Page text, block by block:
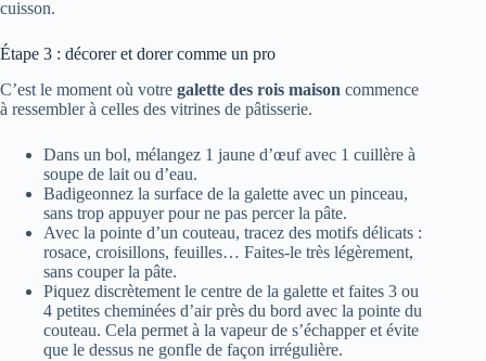
cuisson.
Étape 3 : décorer et dorer comme un pro
C’est le moment où votre galette des rois maison commence
à ressembler à celles des vitrines de pâtisserie.
Dans un bol, mélangez 1 jaune d’œuf avec 1 cuillère à
soupe de lait ou d’eau.
Badigeonnez la surface de la galette avec un pinceau,
sans trop appuyer pour ne pas percer la pâte.
Avec la pointe d’un couteau, tracez des motifs délicats :
rosace, croisillons, feuilles… Faites-le très légèrement,
sans couper la pâte.
Piquez discrètement le centre de la galette et faites 3 ou
4 petites cheminées d’air près du bord avec la pointe du
couteau. Cela permet à la vapeur de s’échapper et évite
que le dessus ne gonfle de façon irrégulière.